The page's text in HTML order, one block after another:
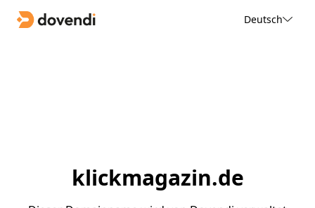
Deutsch
klickmagazin.de